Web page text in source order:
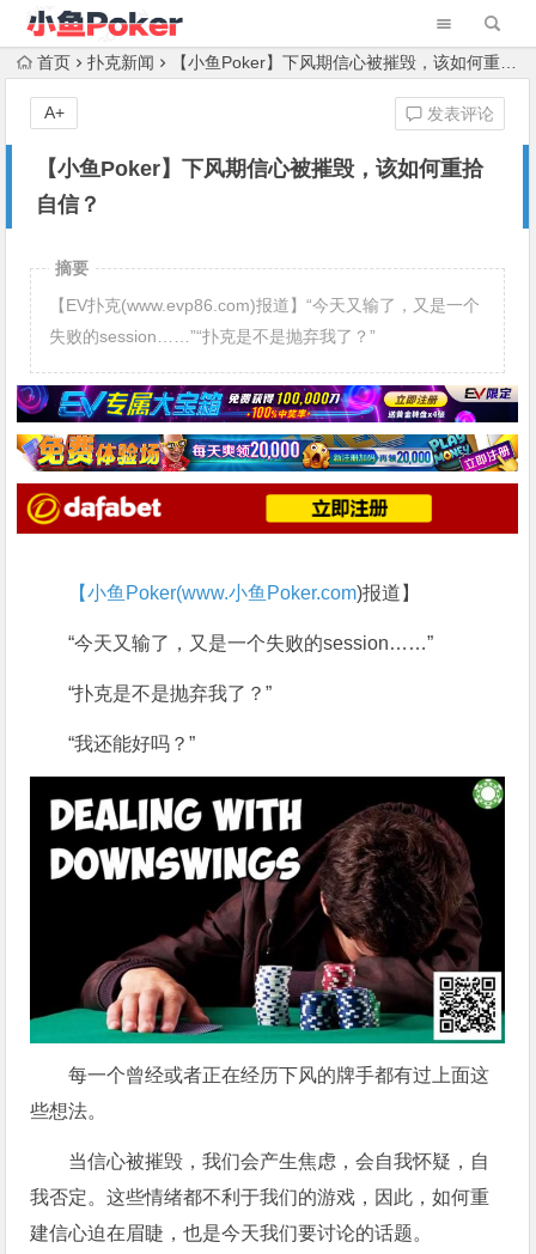
首页 扑克新闻 【小鱼Poker】下风期信心被摧毁，该如何重拾自信？
【小鱼Poker】下风期信心被摧毁，该如何重拾
自信？
发表评论
A+
摘要
【EV扑克(www.evp86.com)报道】“今天又输了，又是一个
失败的session……”“扑克是不是抛弃我了？”
【小鱼Poker(www.小鱼Poker.com)报道】
“今天又输了，又是一个失败的session……”
“扑克是不是抛弃我了？”
“我还能好吗？”
每一个曾经或者正在经历下风的牌手都有过上面这
些想法。
当信心被摧毁，我们会产生焦虑，会自我怀疑，自
我否定。这些情绪都不利于我们的游戏，因此，如何重
建信心迫在眉睫，也是今天我们要讨论的话题。